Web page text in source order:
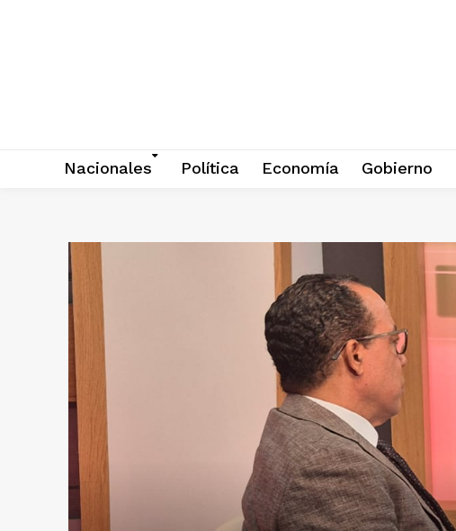
Nacionales Política Economía Gobierno